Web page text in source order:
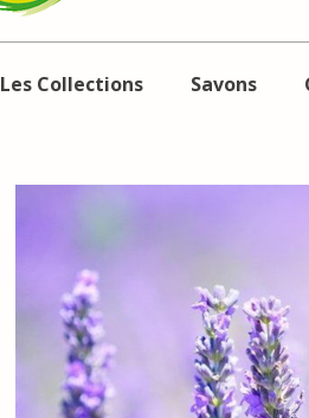
Les Collections Savons